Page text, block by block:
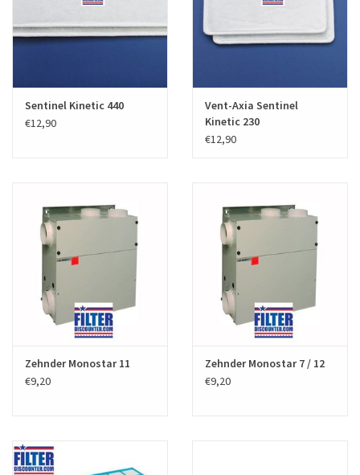
Sentinel Kinetic 440
€12,90
Vent-Axia Sentinel
Kinetic 230
€12,90
Zehnder Monostar 11
€9,20
Zehnder Monostar 7 / 12
€9,20